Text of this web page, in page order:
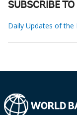
SUBSCRIBE
Daily Updates of